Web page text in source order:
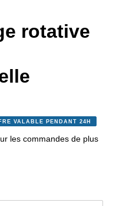
rotative
VALABLE PENDANT 24H
les commandes de plus